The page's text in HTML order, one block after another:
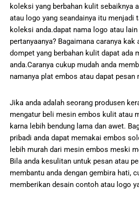
koleksi yang berbahan kulit sebaiknya
atau logo yang seandainya itu menjadi
koleksi anda.dapat nama logo atau
pertanyaanya? Bagaimana caranya kak
dompet yang berbahan kulit dapat ada
anda.Caranya cukup mudah anda
namanya plat embos atau dapat pesan
Jika anda adalah seorang produsen
mengatur beli mesin embos kulit atau
karna lebih bendung lama dan awet.
pribadi anda dapat memakai embos
lebih murah dari mesin embos meski
Bila anda kesulitan untuk pesan atau
membantu anda dengan gembira hati,
memberikan desain contoh atau logo